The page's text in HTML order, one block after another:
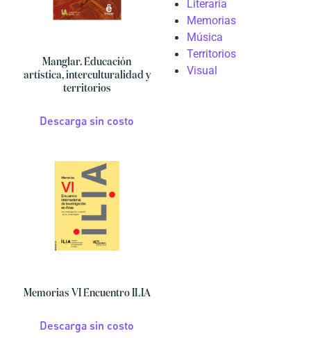
Manglar. Educación
artística, interculturalidad y
territorios
Descarga sin costo
Memorias VI Encuentro ILIA
Descarga sin costo
Literaria
Memorias
Música
Territorios
Visual